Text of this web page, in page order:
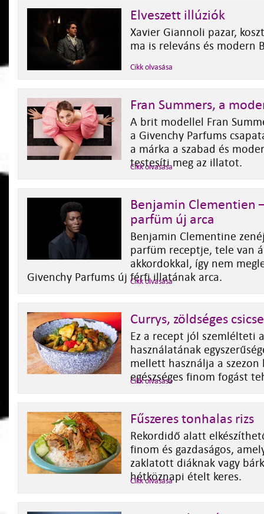
Elveszett illúziók
Xavier Giannoli pazar,
ma is releváns és modern
Cikk olvasása
Fran Summers, a
A brit modellel Fran
a Givenchy Parfums
a márka a szabad és
testesíti meg az illatot.
Cikk olvasása
Benjamin Clementien
parfüm új arca
Benjamin Clementine
parfüm receptje, tele van
akkordokkal, így nem
Givenchy Parfums új férfi illatának arca.
Cikk olvasása
Currys, zöldséges
Ez a recept jól szemlélteti
használatának
mellett használja a
egészséges finom fogást
Cikk olvasása
Fűszeres tonhalas rizs
Rekordidő alatt
finom és gazdaságos,
zaklatott diáknak vagy
hétköznapi ételt keres.
Cikk olvasása